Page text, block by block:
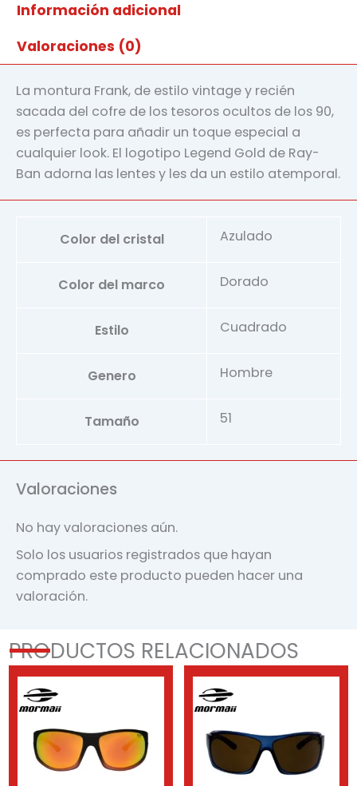
Información adicional
Valoraciones (0)
La montura Frank, de estilo vintage y recién
sacada del cofre de los tesoros ocultos de los 90,
es perfecta para añadir un toque especial a
cualquier look. El logotipo Legend Gold de Ray-
Ban adorna las lentes y les da un estilo atemporal.
Color del cristal Azulado
Color del marco Dorado
Estilo Cuadrado
Genero Hombre
Tamaño 51
Valoraciones
No hay valoraciones aún.
Solo los usuarios registrados que hayan
comprado este producto pueden hacer una
valoración.
PRODUCTOS RELACIONADOS